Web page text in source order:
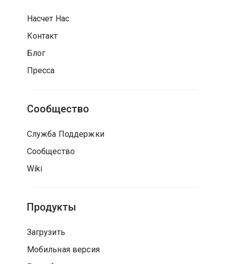
Насчет Нас
Контакт
Блог
Пресса
Сообщество
Служба Поддержки
Сообщество
Wiki
Продукты
Загрузить
Мобильная версия